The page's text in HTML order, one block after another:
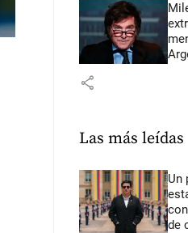
share
Las más leídas
Un
de